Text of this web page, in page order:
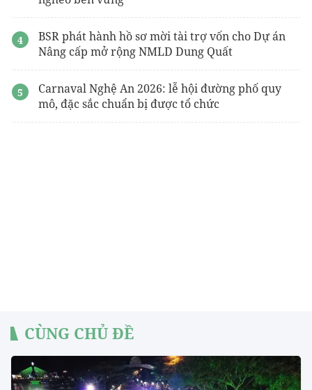
BSR phát hành hồ sơ mời tài trợ vốn cho Dự án
Nâng cấp mở rộng NMLD Dung Quất
Carnaval Nghệ An 2026: lễ hội đường phố quy
mô, đặc sắc chuẩn bị được tổ chức
CÙNG CHỦ ĐỀ